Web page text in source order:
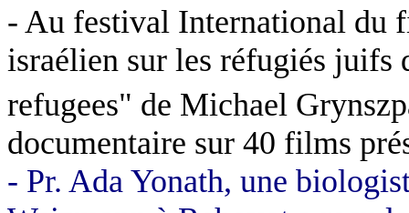
- Au festival International du
israélien sur les réfugiés juifs
refugees" de Michael
documentaire sur 40 films
- Pr. Ada Yonath, une